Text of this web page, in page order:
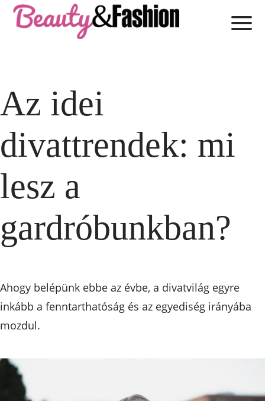
Az idei
divattrendek: mi
lesz a
gardróbunkban?
Ahogy belépünk ebbe az évbe, a divatvilág egyre
inkább a fenntarthatóság és az egyediség irányába
mozdul.